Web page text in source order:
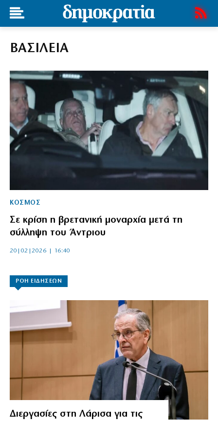
ΒΑΣΙΛΕΙΑ
ΚΟΣΜΟΣ
Σε κρίση η βρετανική μοναρχία μετά τη
σύλληψη του Άντριου
20|02|2026 | 16:40
ΡΟΗ ΕΙΔΗΣΕΩΝ
Διεργασίες στη Λάρισα για τις